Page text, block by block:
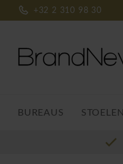
+32 2 310 98 30
BUREAUS STOELEN